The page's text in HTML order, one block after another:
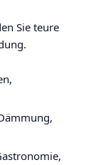
Sie teure